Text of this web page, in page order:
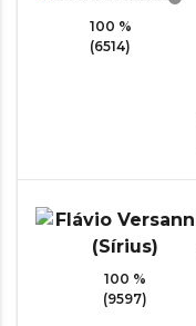
100 %
(6514)
100 %
(9597)